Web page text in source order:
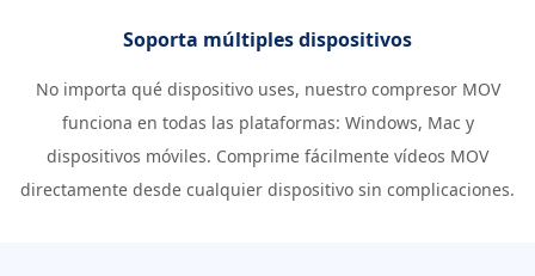
Soporta múltiples dispositivos
No importa qué dispositivo uses, nuestro compresor MOV
funciona en todas las plataformas: Windows, Mac y
dispositivos móviles. Comprime fácilmente vídeos MOV
directamente desde cualquier dispositivo sin complicaciones.